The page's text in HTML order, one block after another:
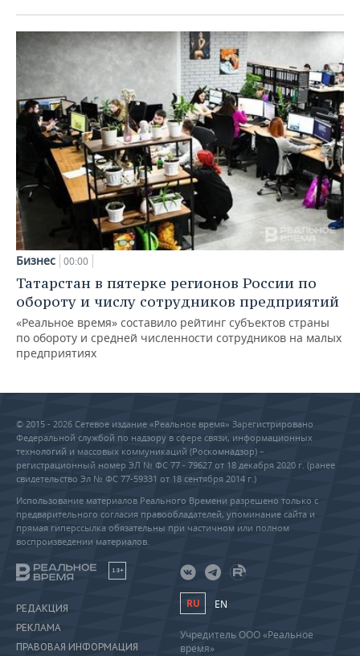
Бизнес 00:00
Татарстан в пятерке регионов России по
обороту и числу сотрудников предприятий
«Реальное время» составило рейтинг субъектов страны
по обороту и средней численности сотрудников на малых
предприятиях
© 2015 - 2026 Сетевое издание «Реальное время» Зарегистрировано
Федеральной службой по надзору в сфере связи, информационных
технологий и массовых коммуникаций (Роскомнадзор) –
регистрационный номер ЭЛ № ФС 77 - 79627 от 18 декабря 2020 г. (ранее
свидетельство Эл № ФС 77-59331 от 18 сентября 2014 г.)
Использование материалов Реального Времени разрешено только с
предварительного согласия правообладателей, упоминание сайта и
прямая гиперссылка обязательны при частичном или полном
воспроизведении материалов.
18+
РЕДАКЦИЯ
РЕКЛАМА
ПРАВОВАЯ ИНФОРМАЦИЯ
RU EN
Учредитель ООО «Реальное
время»